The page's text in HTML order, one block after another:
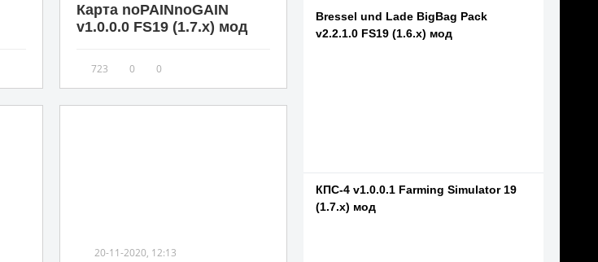
Карта noPAINnoGAIN
v1.0.0.0 FS19 (1.7.x) мод
723 0 0
20-11-2020, 12:13
Bressel und Lade BigBag Pack
v2.2.1.0 FS19 (1.6.x) мод
КПC-4 v1.0.0.1 Farming Simulator 19
(1.7.x) мод